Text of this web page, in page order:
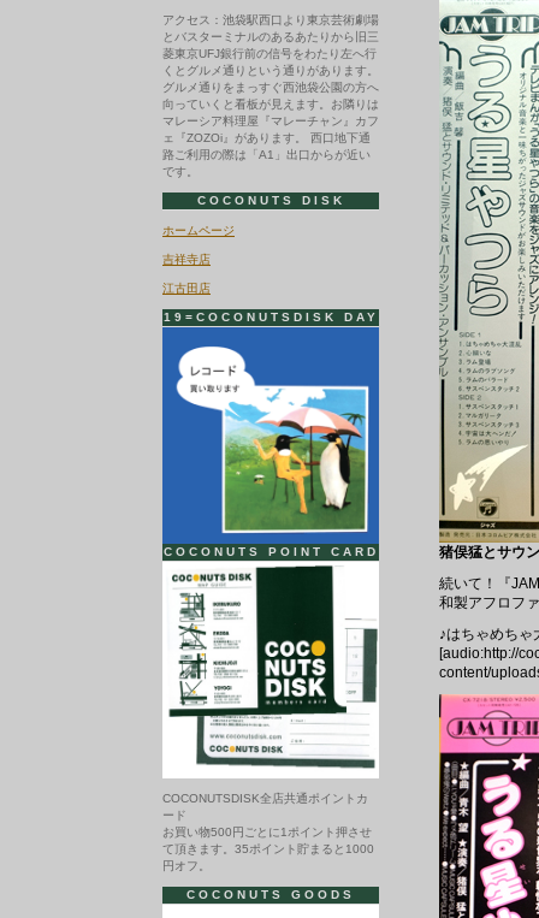
猪俣猛とサウ
続いて！『
和製アフロフ
♪はちゃめちゃ
[audio:http://
content/
アクセス：池袋駅西口より東京芸術劇場
とバスターミナルのあるあたりから旧三
菱東京UFJ銀行前の信号をわたり左へ行
くとグルメ通りという通りがあります。
グルメ通りをまっすぐ西池袋公園の方へ
向っていくと看板が見えます。お隣りは
マレーシア料理屋『マレーチャン』カフ
ェ『ZOZOi』があります。 西口地下通
路ご利用の際は「A1」出口からが近い
です。
COCONUTS DISK
ホームページ
吉祥寺店
江古田店
19=COCONUTSDISK DAY
COCONUTS POINT CARD
COCONUTSDISK全店共通ポイントカ
ード
お買い物500円ごとに1ポイント押させ
て頂きます。35ポイント貯まると1000
円オフ。
COCONUTS GOODS